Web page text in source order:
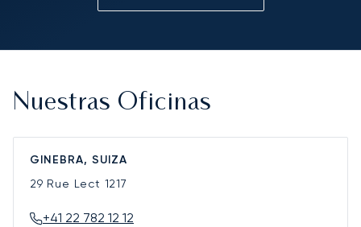
Nuestras Oficinas
GINEBRA, SUIZA
29 Rue Lect 1217
+41 22 782 12 12